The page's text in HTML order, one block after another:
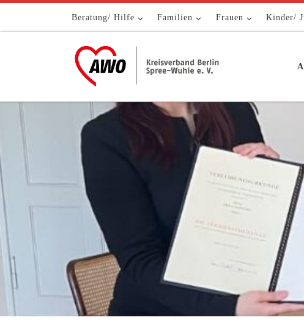
Zum Inhalt springenBeratung/ Hilfe Familien Frauen Kinder/